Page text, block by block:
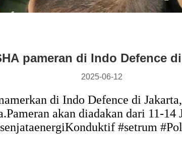
pameran di Indo Defence
2025-06-12
di Indo Defence di
Pameran akan diadakan dari 11-
#setrum